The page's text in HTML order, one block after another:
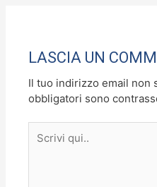
o
k
n
LASCIA UN
Il tuo indirizzo email non
obbligatori sono
qui..